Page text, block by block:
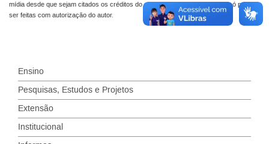
mídia desde que sejam citados os créditos do autor. Edições ou alterações só podem
ser feitas com autorização do autor.
Ensino
Pesquisas, Estudos e Projetos
Extensão
Institucional